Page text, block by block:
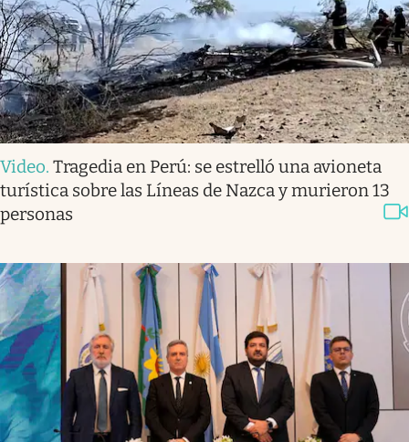
Video. Tragedia en Perú: se estrelló una avioneta
turística sobre las Líneas de Nazca y murieron 13
personas